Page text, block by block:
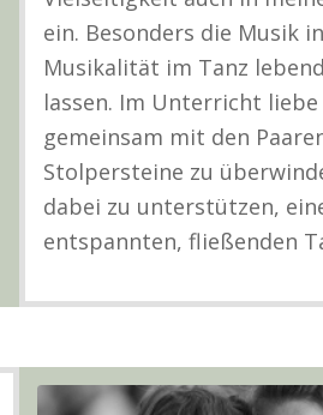
ein. Besonders die Musik
Musikalität im Tanz
lassen. Im Unterricht liebe
gemeinsam mit den
Stolpersteine zu
dabei zu unterstützen,
entspannten, fließenden